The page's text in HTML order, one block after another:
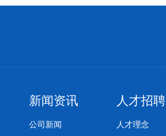
新闻资讯
公司新闻
人才招聘
人才理念